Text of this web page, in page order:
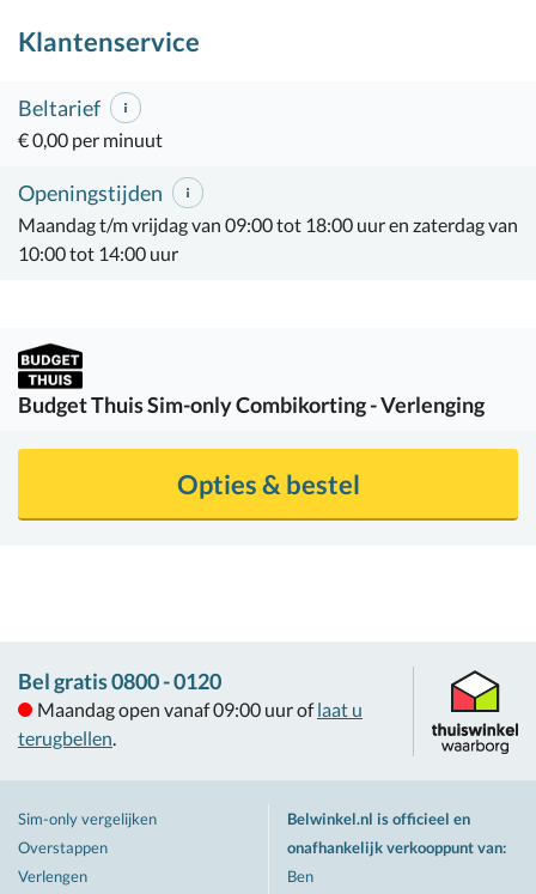
Klantenservice
Beltarief
€ 0,00 per minuut
Openingstijden
Maandag t/m vrijdag van 09:00 tot 18:00 uur en zaterdag van
10:00 tot 14:00 uur
Budget ThuisSim-only Combikorting - Verlenging
Opties & bestel
Bel gratis 0800 - 0120
Maandag open vanaf 09:00 uur of laat u
terugbellen.
Sim-only vergelijken
Overstappen
Verlengen
Belwinkel.nl is officieel en
onafhankelijk verkooppunt van:
Ben